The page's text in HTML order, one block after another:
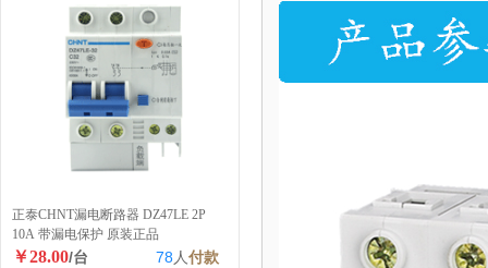
正泰CHNT漏电断路器 DZ47LE 2P
10A 带漏电保护 原装正品
￥28.00/台 78 人付款